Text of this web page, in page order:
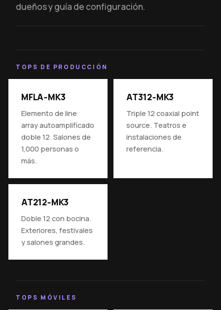
dueños y guía de configuración.
TOPS DE PRODUCCIÓN
MFLA‑MK3
Elemento de line
array autoamplificado
doble 12. Salones de
1,000 personas o
más.
AT312‑MK3
Triple 12 coaxial point
source. Teatros e
instalaciones de
referencia.
AT212‑MK3
Doble 12 con bocina.
Exteriores, festivales
y salones grandes.
TOPS MÓVILES